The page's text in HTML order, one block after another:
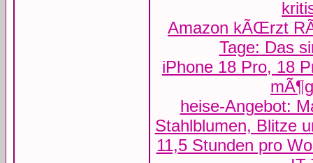
Amazon kÃŒrzt
Tage: Das
iPhone 18 Pro, 18
heise-Angebot:
Stahlblumen, Blitze
11,5 Stunden pro